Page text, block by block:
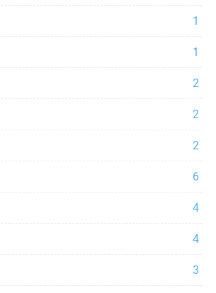
1
1
2
2
2
6
4
4
3